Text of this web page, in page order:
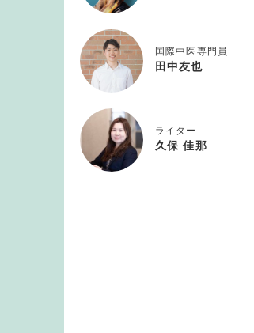
国際中医専門員
田中友也
ライター
久保 佳那